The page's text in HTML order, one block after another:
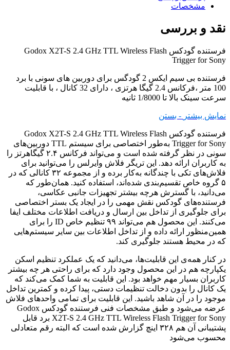
مشخصات
نقد و بررسی
فرستنده گودکس Godox X2T-S 2.4 GHz TTL Wireless Flash
Trigger for Sony
فرستنده بی سیم ایکس 2 گودگس برای دوربین های سونی با برد
100 متر ،فرکانس 2.4 گیگا هرتزی ، دارای 32 کانال ، با قابلیت
سرعت سینک بالا تا 1/8000 ثانیه
نمایش بیشتر - بستن
فرستنده گودکس Godox X2T-S 2.4 GHz TTL Wireless Flash
Trigger for Sony به‌طور اختصاصی برای سیستم TTL دوربین‌های
سونی در نظر گرفته شده است و می‌تواند فرکانس ۲.۴ گیگاهرتز را
به کاربران ارائه دهد. این تریگر فلاش وایرلس را می‌توانید برای
فلاش‌های تکی با چندگانه به‌کار برده و از مجموعه ۳۲ کانالی که در
۵ گروه خاص تقسیم‌بندی شده‌اند، استفاده کنید. همان‌طور که
می‌دانید، با گسترش هرچه بیشتر تجهیزات جانبی عکاسی،
فرستنده‌های گودکس نقش مهمی را در ایجاد یک بستر اختصاصی
برای جلوگیری از تداخل بین ارسال و دریافت اطلاعات مختلف ایفا
می‌کنند. این محصول هم می‌تواند ۹۹ تنظیم خاص ID را برای
همین‌منظور ارائه داده و از تداخل اطلاعات بین سایر سیستم‌هایی
که در محیط هستند جلوگیری کند.
در کنار همه‌ی این قابلیت‌ها، می‌دانید که یک عملکرد تنظیم اسکن
یکپارچه هم در این محصول وجود دارد که برای راحتی هر چه بیشتر
کاربران بسیار مهم خواهد بود. این قابلیت به شما کمک می‌کند که
یک کانال را بدون دخالت تنظیمات دستی، پیدا کرده و کمترین تداخل
موجود را در آن شاهد باشید. این قابلیت برای تمامی واحدهای فلاش
عرضه می‌شود و طبق مشخصات فنی فرستنده گودکس Godox
X2T-S 2.4 GHz TTL Wireless Flash Trigger for Sony برد قابل
پشتیبانی آن هم ۳۲۸ اینچ گزارش شده است که البته رقم متعادلی
محسوب می‌شود